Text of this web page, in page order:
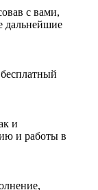
с вами,
дальнейшие
и
и работы в